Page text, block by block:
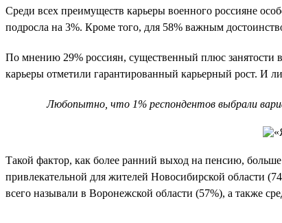
Среди всех преимуществ карьеры военного россияне
подросла на 3%. Кроме того, для 58% важным
По мнению 29% россиян, существенный плюс занятости
карьеры отметили гарантированный карьерный рост. И
Любопытно, что 1% респондентов выбрали
Такой фактор, как более ранний выход на пенсию,
привлекательной для жителей Новосибирской области
всего называли в Воронежской области (57%), а также